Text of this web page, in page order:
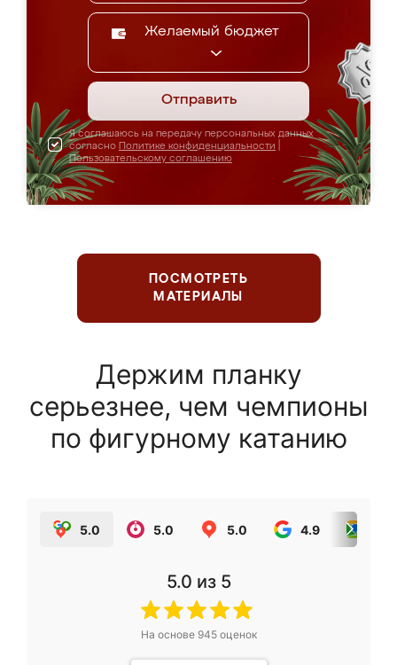
Желаемый бюджет
Отправить
Я соглашаюсь на передачу персональных данных
согласно Политике конфиденциальности
Пользовательскому соглашению
ПОСМОТРЕТЬ
МАТЕРИАЛЫ
Держим планку
серьезнее, чем чемпионы
по фигурному катанию
5.0 5.0 5.0 4.9
5.0 из 5
На основе 945оценок